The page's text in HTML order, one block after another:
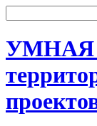
УМНАЯ